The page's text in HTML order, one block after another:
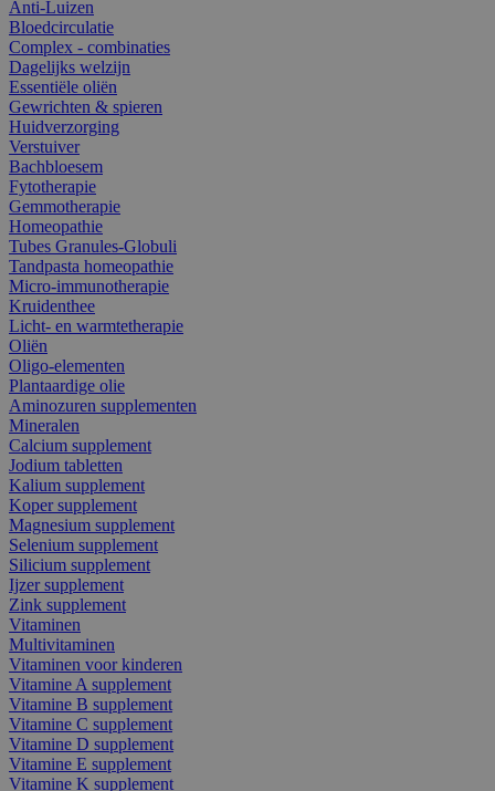
Anti-Luizen
Bloedcirculatie
Complex - combinaties
Dagelijks welzijn
Essentiële oliën
Gewrichten & spieren
Huidverzorging
Verstuiver
Bachbloesem
Fytotherapie
Gemmotherapie
Homeopathie
Tubes Granules-Globuli
Tandpasta homeopathie
Micro-immunotherapie
Kruidenthee
Licht- en warmtetherapie
Oliën
Oligo-elementen
Plantaardige olie
Aminozuren supplementen
Mineralen
Calcium supplement
Jodium tabletten
Kalium supplement
Koper supplement
Magnesium supplement
Selenium supplement
Silicium supplement
Ijzer supplement
Zink supplement
Vitaminen
Multivitaminen
Vitaminen voor kinderen
Vitamine A supplement
Vitamine B supplement
Vitamine C supplement
Vitamine D supplement
Vitamine E supplement
Vitamine K supplement